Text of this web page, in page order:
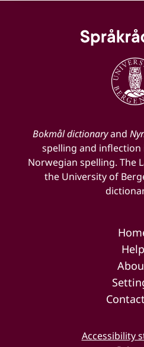
Bokmål dictionaryand
spelling and
Norwegian spelling. The
the University of
Help
Accessibility